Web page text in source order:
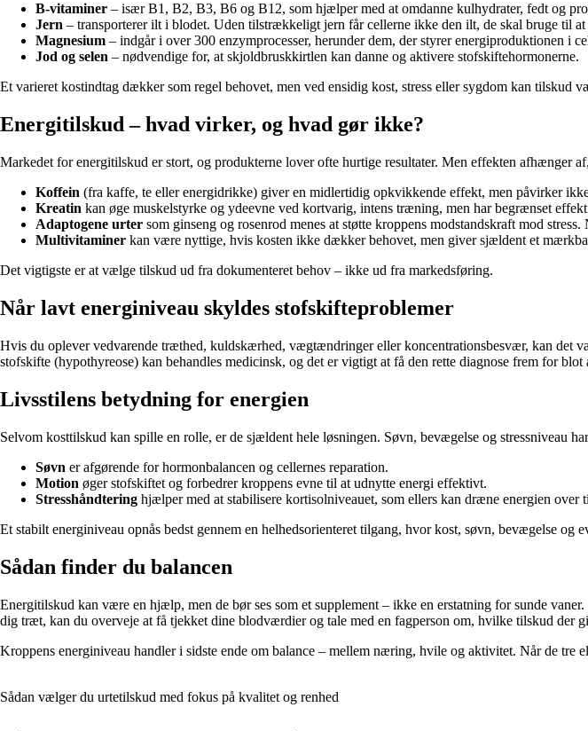
B-vitaminer – især B1, B2, B3, B6 og B12, som hjælper med at omdanne kulhydrater, fedt og
Jern – transporterer ilt i blodet. Uden tilstrækkeligt jern får cellerne ikke den ilt, de skal bruge til at
Magnesium – indgår i over 300 enzymprocesser, herunder dem, der styrer energiproduktionen i
Jod og selen – nødvendige for, at skjoldbruskkirtlen kan danne og aktivere stofskiftehormonerne.
Et varieret kostindtag dækker som regel behovet, men ved ensidig kost, stress eller sygdom kan tilskud
Energitilskud – hvad virker, og hvad gør ikke?
Markedet for energitilskud er stort, og produkterne lover ofte hurtige resultater. Men effekten afhænger
Koffein (fra kaffe, te eller energidrikke) giver en midlertidig opkvikkende effekt, men påvirker
Kreatin kan øge muskelstyrke og ydeevne ved kortvarig, intens træning, men har begrænset
Adaptogene urter som ginseng og rosenrod menes at støtte kroppens modstandskraft mod
Multivitaminer kan være nyttige, hvis kosten ikke dækker behovet, men giver sjældent et
Det vigtigste er at vælge tilskud ud fra dokumenteret behov – ikke ud fra markedsføring.
Når lavt energiniveau skyldes stofskifteproblemer
Hvis du oplever vedvarende træthed, kuldskærhed, vægtændringer eller koncentrationsbesvær, kan det
stofskifte (hypothyreose) kan behandles medicinsk, og det er vigtigt at få den rette diagnose frem for blot
Livsstilens betydning for energien
Selvom kosttilskud kan spille en rolle, er de sjældent hele løsningen. Søvn, bevægelse og stressniveau
Søvn er afgørende for hormonbalancen og cellernes reparation.
Motion øger stofskiftet og forbedrer kroppens evne til at udnytte energi effektivt.
Stresshåndtering hjælper med at stabilisere kortisolniveauet, som ellers kan dræne energien over
Et stabilt energiniveau opnås bedst gennem en helhedsorienteret tilgang, hvor kost, søvn, bevægelse og
Sådan finder du balancen
Energitilskud kan være en hjælp, men de bør ses som et supplement – ikke en erstatning for sunde
dig træt, kan du overveje at få tjekket dine blodværdier og tale med en fagperson om, hvilke tilskud der
Kroppens energiniveau handler i sidste ende om balance – mellem næring, hvile og aktivitet. Når de tre
Sådan vælger du urtetilskud med fokus på kvalitet og renhed